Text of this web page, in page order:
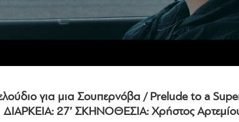
για μια Σουπερνόβα / Prelude to a
ΔΙΑΡΚΕΙΑ: 27’ ΣΚΗΝΟΘΕΣΙΑ: Χρήστος